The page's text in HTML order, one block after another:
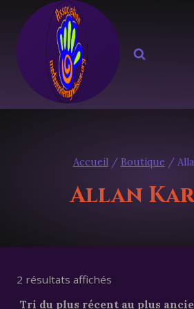
contenu
Accueil / Boutique /
Allan
2 résultats affichés
du